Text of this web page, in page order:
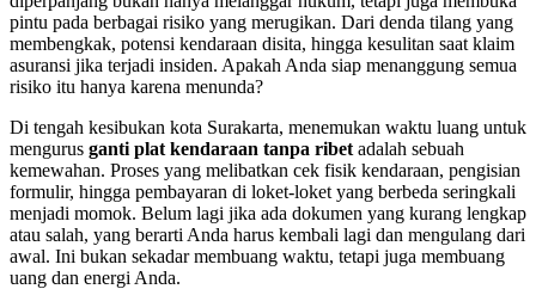
pintu pada berbagai risiko yang merugikan. Dari denda tilang yang
membengkak, potensi kendaraan disita, hingga kesulitan saat klaim
asuransi jika terjadi insiden. Apakah Anda siap menanggung semua
risiko itu hanya karena menunda?
Di tengah kesibukan kota Surakarta, menemukan waktu luang untuk
mengurus ganti plat kendaraan tanpa ribet adalah sebuah
kemewahan. Proses yang melibatkan cek fisik kendaraan, pengisian
formulir, hingga pembayaran di loket-loket yang berbeda seringkali
menjadi momok. Belum lagi jika ada dokumen yang kurang lengkap
atau salah, yang berarti Anda harus kembali lagi dan mengulang dari
awal. Ini bukan sekadar membuang waktu, tetapi juga membuang
uang dan energi Anda.